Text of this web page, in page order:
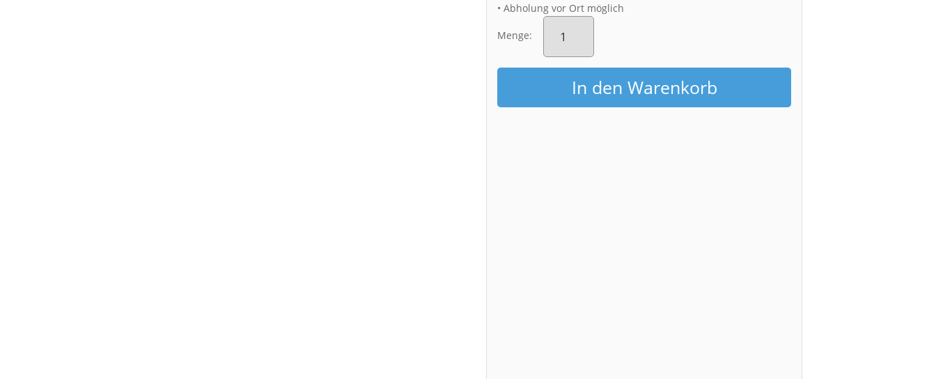
• Abholung vor Ort möglich
Menge:
Alu-
Dibond
Theaterplatz
zum
Sonnenaufgang
MengeIn den Warenkorb